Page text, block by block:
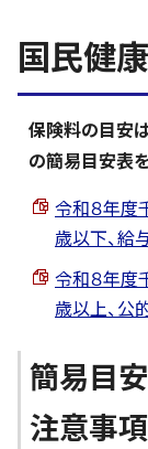
国民健
保険料の目安
の簡易目安表を
令和８年度
歳以下、給
令和８年度
歳以上、公
簡易目
注意事項